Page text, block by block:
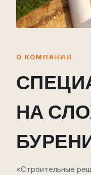
О КОМПАНИИ
НА
«Строительные